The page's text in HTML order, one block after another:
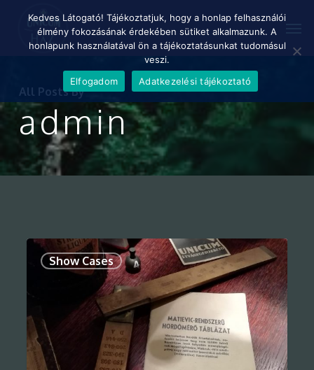
All Posts By
admin
Show Cases
0
Kedves Látogató! Tájékoztatjuk, hogy a honlap felhasználói
élmény fokozásának érdekében sütiket alkalmazunk. A
honlapunk használatával ön a tájékoztatásunkat tudomásul
veszi.
Elfogadom
Adatkezelési tájékoztató